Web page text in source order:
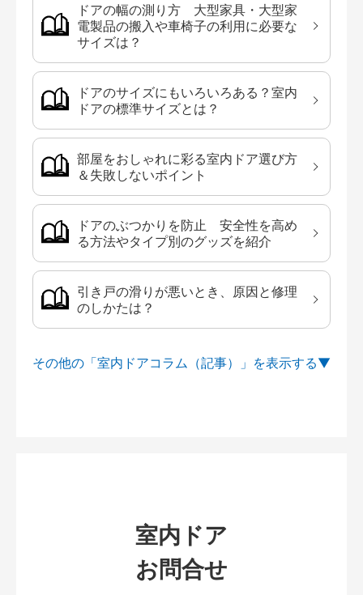
ドアの幅の測り方 大型家具・大型家
電製品の搬入や車椅子の利用に必要な
サイズは？
ドアのサイズにもいろいろある？室内
ドアの標準サイズとは？
部屋をおしゃれに彩る室内ドア選び方
＆失敗しないポイント
ドアのぶつかりを防止 安全性を高め
る方法やタイプ別のグッズを紹介
引き戸の滑りが悪いとき、原因と修理
のしかたは？
その他の「室内ドアコラム（記事）」を
室内ドア
お問合せ